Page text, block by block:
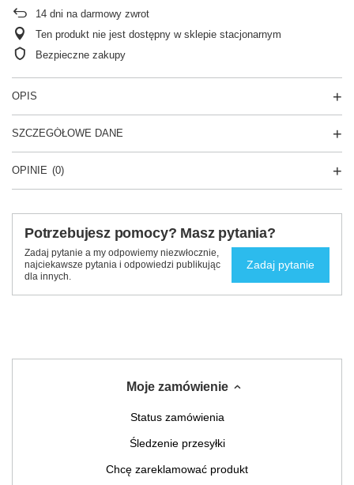
14 dni na darmowy zwrot
Ten produkt nie jest dostępny w sklepie stacjonarnym
Bezpieczne zakupy
OPIS
SZCZEGÓŁOWE DANE
OPINIE (0)
Potrzebujesz pomocy? Masz pytania?
Zadaj pytanie a my odpowiemy niezwłocznie,
najciekawsze pytania i odpowiedzi publikując
dla innych.
Zadaj pytanie
Moje zamówienie
Status zamówienia
Śledzenie przesyłki
Chcę zareklamować produkt